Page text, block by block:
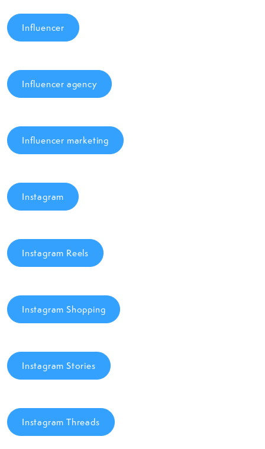
Influencer
Influencer agency
Influencer marketing
Instagram
Instagram Reels
Instagram Shopping
Instagram Stories
Instagram Threads